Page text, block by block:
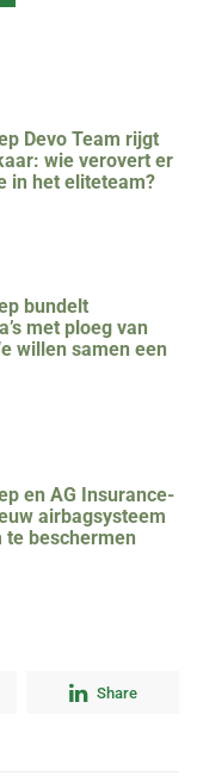
Devo Team rijgt
wie verovert er
in het eliteteam?
bundelt
met ploeg van
willen samen een
en AG Insurance-
airbagsysteem
beschermen
Share